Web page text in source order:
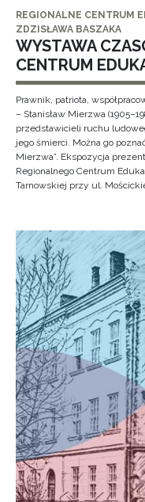
REGIONALNE CENTRUM
ZDZISŁAWA BASZAKA
WYSTAWA
CENTRUM
Prawnik, patriota,
– Stanisław Mierzwa
przedstawicieli ruchu
jego śmierci. Można go
Mierzwa”. Ekspozycja
Regionalnego Centrum
Tarnowskiej przy ul.